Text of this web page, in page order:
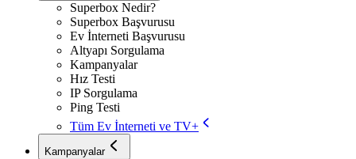
Superbox Nedir?
Superbox Başvurusu
Ev İnterneti Başvurusu
Altyapı Sorgulama
Kampanyalar
Hız Testi
IP Sorgulama
Ping Testi
Tüm Ev İnterneti ve TV+
Kampanyalar